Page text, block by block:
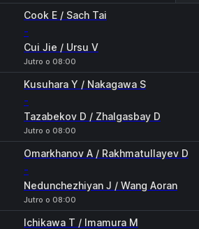
Cook E / Sach Tai
-
Cui Jie / Ursu V
Jutro o 08:00
Kusuhara Y / Nakagawa S
-
Tazabekov D / Zhalgasbay D
Jutro o 08:00
Omarkhanov A / Rakhmatullayev D
-
Nedunchezhiyan J / Wang Aoran
Jutro o 08:00
Ichikawa T / Imamura M